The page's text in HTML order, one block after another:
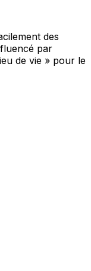
des
par
de vie » pour le